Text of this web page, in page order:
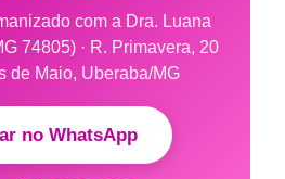
com a Dra. Luana
74805) · R. Primavera, 20
de Maio, Uberaba/MG
no WhatsApp